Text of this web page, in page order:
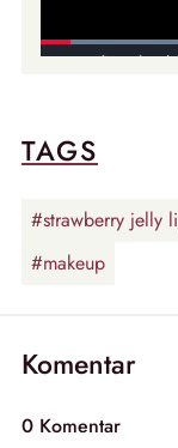
TAGS
#strawberry jelly
#makeup
Komentar
0 Komentar